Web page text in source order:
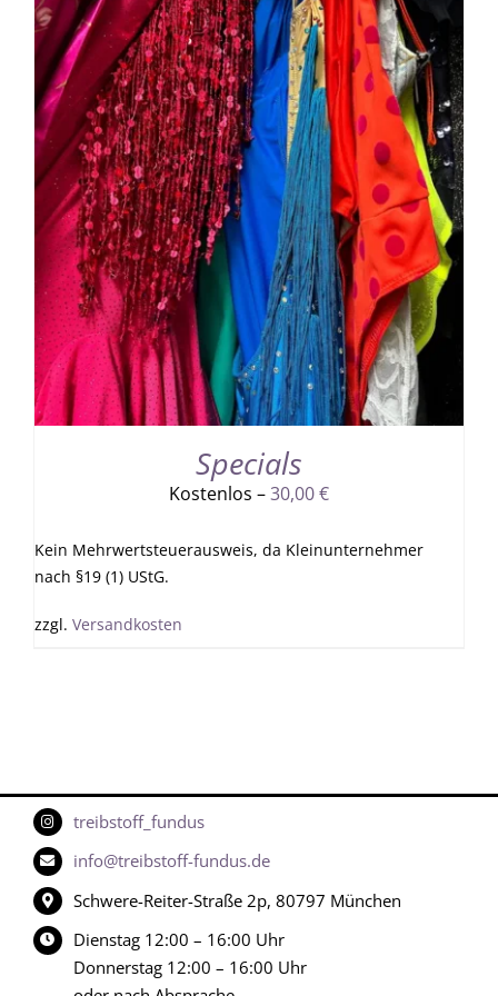
Specials
Kostenlos –30,00€
Kein Mehrwertsteuerausweis, da Kleinunternehmer
nach §19 (1) UStG.
zzgl. Versandkosten
treibstoff_fundus
info@treibstoff-fundus.de
Schwere-Reiter-Straße 2p, 80797 München
Dienstag 12:00 – 16:00 Uhr
Donnerstag 12:00 – 16:00 Uhr